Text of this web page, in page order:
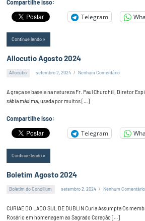
Compartilhe isso:
Telegram
Continue lendo
Allocutio Agosto 2024
Allocutio setembro 2, 2024 Nenhum Comentário
A graça se baseia na natureza Fr. Paul Churchill, Diretor
sábia máxima, usada por muitos […]
Compartilhe isso:
Telegram
Continue lendo
Boletim Agosto 2024
Boletim do Concilium setembro 2, 2024 Nenhum Comentário
CURIAE DO LADO SUL DE DUBLIN Curia Assumpta Os
Rosário em homenagem ao Sagrado Coração […]